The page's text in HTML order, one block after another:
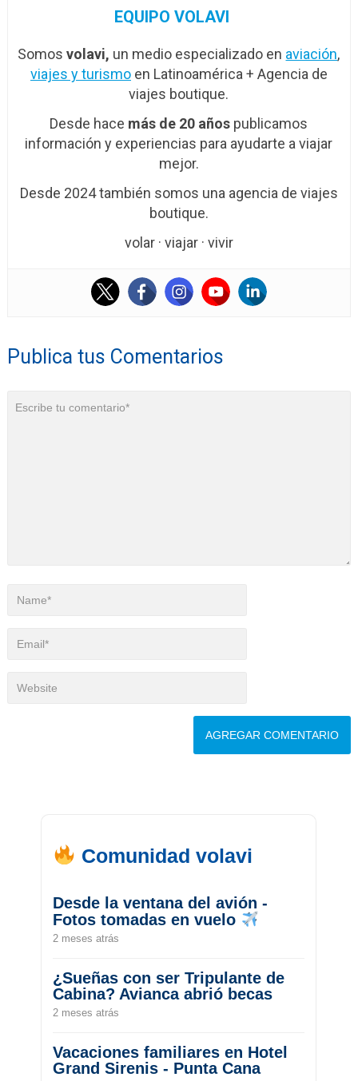
EQUIPO VOLAVI
Somosvolavi, un medio especializado en aviación,
viajes y turismoen Latinoamérica + Agencia de
viajes boutique.
Desde hace más de 20 años publicamos
información y experiencias para ayudarte a viajar
mejor.
Desde 2024 también somos una agencia de viajes
boutique.
volar · viajar · vivir
Publica tus Comentarios
Comunidad volavi
Desde la ventana del avión -
Fotos tomadas en vuelo
2 meses atrás
¿Sueñas con ser Tripulante de
Cabina? Avianca abrió becas
2 meses atrás
Vacaciones familiares en Hotel
Grand Sirenis - Punta Cana